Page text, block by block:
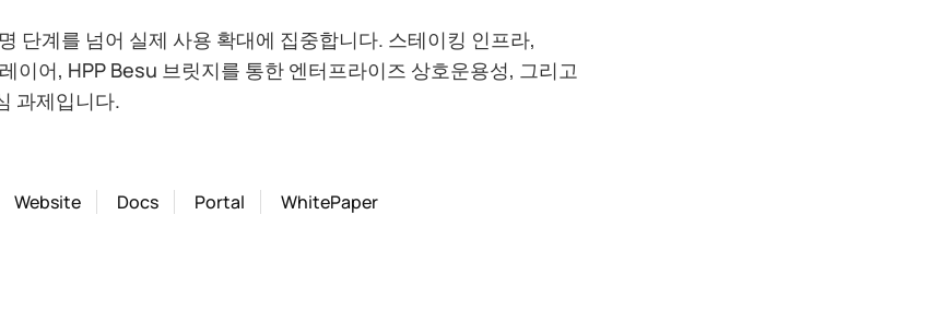
단계를 넘어 실제 사용 확대에 집중합니다. 스테이킹 인프라,
이어, HPP Besu 브릿지를 통한 엔터프라이즈 상호운용성, 그리고
과제입니다.
Website Docs Portal WhitePaper